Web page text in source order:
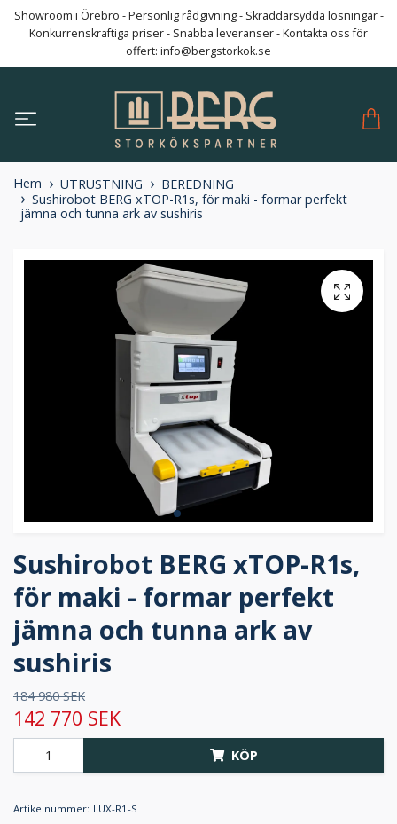
Showroom i Örebro - Personlig rådgivning - Skräddarsydda lösningar -
Konkurrenskraftiga priser - Snabba leveranser - Kontakta oss för
offert: info@bergstorkok.se
Hem UTRUSTNING
BEREDNING
Sushirobot BERG xTOP-R1s, för maki - formar perfekt
jämna och tunna ark av sushiris
Sushirobot BERG xTOP-R1s,
för maki - formar perfekt
jämna och tunna ark av
sushiris
184 980 SEK
142 770 SEK
KÖP
Artikelnummer: LUX-R1-S